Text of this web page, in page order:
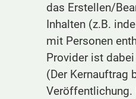
das Erstellen/
Inhalten (z.B.
mit Personen
Provider ist
(Der Kernauftrag
Veröffentlichung.